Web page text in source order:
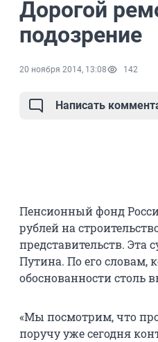
Дорогой
подозрение
20 ноября 2014, 13:08 142
Написать
Пенсионный фонд
рублей на
представительств. Эта
Путина. По его словам,
обоснованности столь
«Мы посмотрим, что
поручу уже сегодня